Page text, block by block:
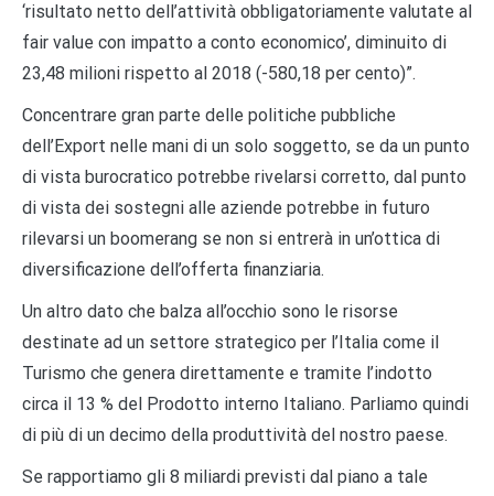
‘risultato netto dell’attività obbligatoriamente valutate al
fair value con impatto a conto economico’, diminuito di
23,48 milioni rispetto al 2018 (-580,18 per cento)”.
Concentrare gran parte delle politiche pubbliche
dell’Export nelle mani di un solo soggetto, se da un punto
di vista burocratico potrebbe rivelarsi corretto, dal punto
di vista dei sostegni alle aziende potrebbe in futuro
rilevarsi un boomerang se non si entrerà in un’ottica di
diversificazione dell’offerta finanziaria.
Un altro dato che balza all’occhio sono le risorse
destinate ad un settore strategico per l’Italia come il
Turismo che genera direttamente e tramite l’indotto
circa il 13 % del Prodotto interno Italiano. Parliamo quindi
di più di un decimo della produttività del nostro paese.
Se rapportiamo gli 8 miliardi previsti dal piano a tale